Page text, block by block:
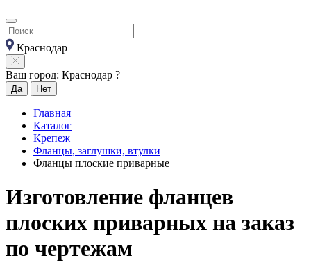
Краснодар
Ваш город: Краснодар ?
Да Нет
Главная
Каталог
Крепеж
Фланцы, заглушки, втулки
Фланцы плоские приварные
Изготовление фланцев
плоских приварных на заказ
по чертежам